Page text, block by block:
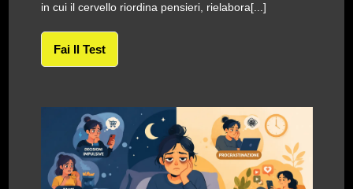
in cui il cervello riordina pensieri, rielabora[...]
Fai Il Test